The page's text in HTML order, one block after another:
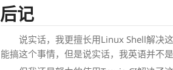
后记
说实话，我更擅长用Linux Shell解决
能搞这个事情，但是说实话，我英语并